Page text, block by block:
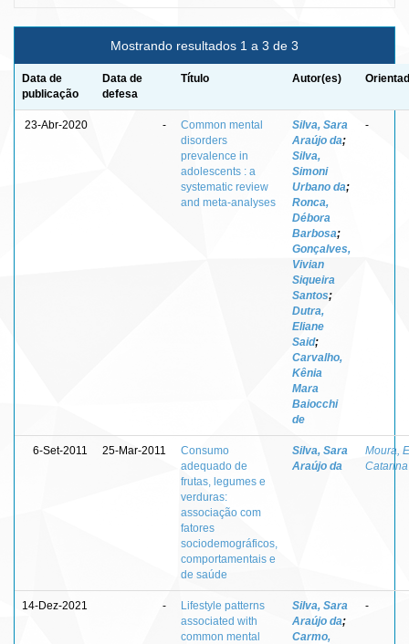
Mostrando resultados 1 a 3 de 3
Data de
publicação
Data de
defesa
Título Autor(es)
23-Abr-2020 -
Common mental
disorders
prevalence in
adolescents : a
systematic review
and meta-analyses
Silva, Sara
Araújo da;
Silva,
Simoni
Urbano da;
Ronca,
Débora
Barbosa;
Gonçalves,
Vivian
Siqueira
Santos;
Dutra,
Eliane
Said;
Carvalho,
Kênia
Mara
Baiocchi
de
-
6-Set-2011 25-Mar-2011
Consumo
adequado de
frutas, legumes e
verduras:
associação com
fatores
sociodemográficos,
comportamentais e
de saúde
Silva, Sara
Araújo da
Moura,
14-Dez-2021 -
Lifestyle patterns
associated with
common mental
Silva, Sara
Araújo da;
Carmo,
-